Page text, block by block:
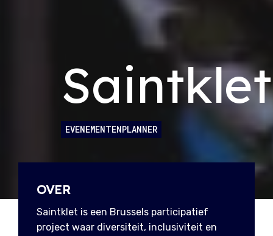
Saintklet
EVENEMENTENPLANNER
OVER
Saintklet is een Brussels participatief
project waar diversiteit, inclusiviteit en